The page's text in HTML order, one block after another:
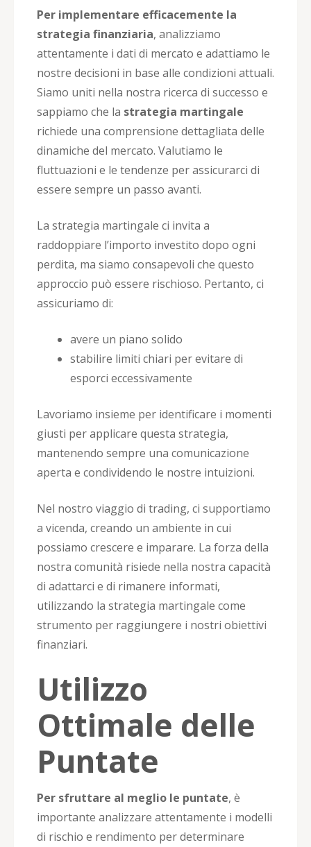
Per implementare efficacemente la
strategia finanziaria, analizziamo
attentamente i dati di mercato e adattiamo le
nostre decisioni in base alle condizioni attuali.
Siamo uniti nella nostra ricerca di successo e
sappiamo che la strategia martingale
richiede una comprensione dettagliata delle
dinamiche del mercato. Valutiamo le
fluttuazioni e le tendenze per assicurarci di
essere sempre un passo avanti.
La strategia martingale ci invita a
raddoppiare l’importo investito dopo ogni
perdita, ma siamo consapevoli che questo
approccio può essere rischioso. Pertanto, ci
assicuriamo di:
avere un piano solido
stabilire limiti chiari per evitare di
esporci eccessivamente
Lavoriamo insieme per identificare i momenti
giusti per applicare questa strategia,
mantenendo sempre una comunicazione
aperta e condividendo le nostre intuizioni.
Nel nostro viaggio di trading, ci supportiamo
a vicenda, creando un ambiente in cui
possiamo crescere e imparare. La forza della
nostra comunità risiede nella nostra capacità
di adattarci e di rimanere informati,
utilizzando la strategia martingale come
strumento per raggiungere i nostri obiettivi
finanziari.
Utilizzo
Ottimale delle
Puntate
Per sfruttare al meglio le puntate, è
importante analizzare attentamente i modelli
di rischio e rendimento per determinare